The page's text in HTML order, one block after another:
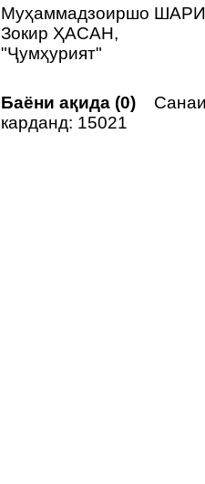
Муҳаммадзоиршо
Зокир ҲАСАН,
"Ҷумҳурият"
Баёни ақида (0)
карданд: 15021